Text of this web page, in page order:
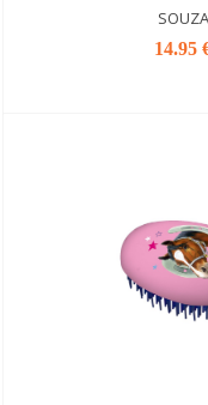
SOUZA
14.95